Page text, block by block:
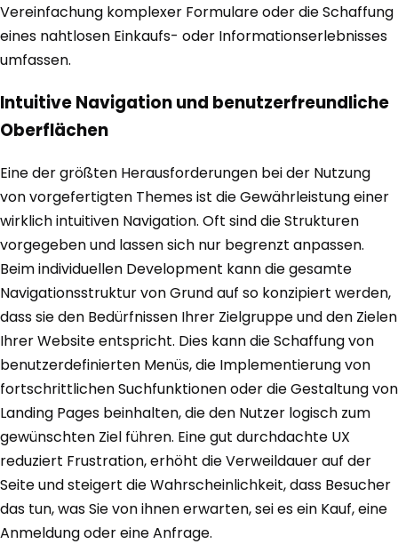
Vereinfachung komplexer Formulare oder die Schaffung
eines nahtlosen Einkaufs- oder Informationserlebnisses
umfassen.
Intuitive Navigation und benutzerfreundliche
Oberflächen
Eine der größten Herausforderungen bei der Nutzung
von vorgefertigten Themes ist die Gewährleistung einer
wirklich intuitiven Navigation. Oft sind die Strukturen
vorgegeben und lassen sich nur begrenzt anpassen.
Beim individuellen Development kann die gesamte
Navigationsstruktur von Grund auf so konzipiert werden,
dass sie den Bedürfnissen Ihrer Zielgruppe und den Zielen
Ihrer Website entspricht. Dies kann die Schaffung von
benutzerdefinierten Menüs, die Implementierung von
fortschrittlichen Suchfunktionen oder die Gestaltung von
Landing Pages beinhalten, die den Nutzer logisch zum
gewünschten Ziel führen. Eine gut durchdachte UX
reduziert Frustration, erhöht die Verweildauer auf der
Seite und steigert die Wahrscheinlichkeit, dass Besucher
das tun, was Sie von ihnen erwarten, sei es ein Kauf, eine
Anmeldung oder eine Anfrage.